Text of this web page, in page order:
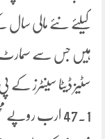
ہیں جس سے
سٹیز ڈیٹا سینٹرز
47.1 ارب